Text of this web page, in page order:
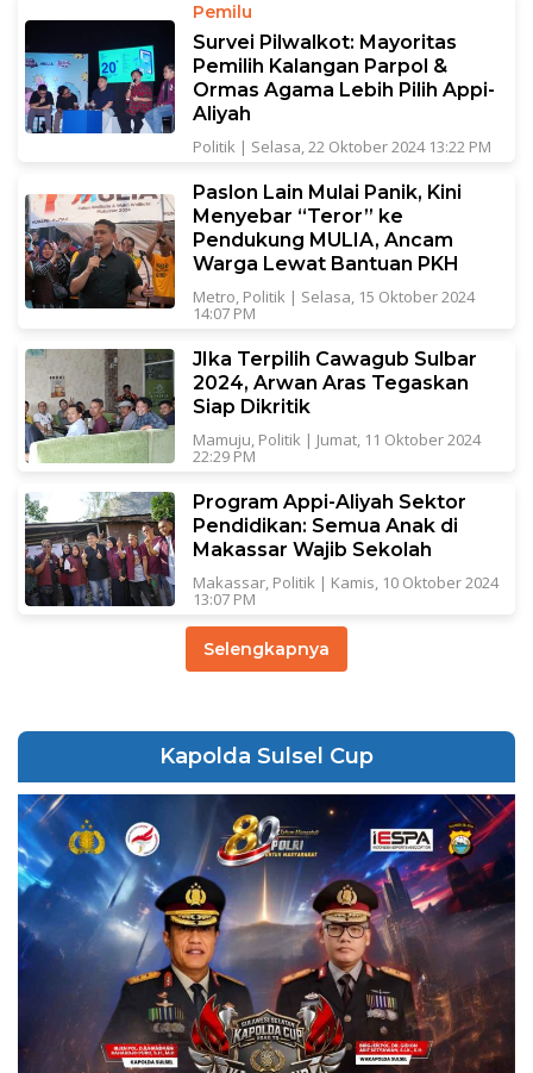
Pemilu
Survei Pilwalkot: Mayoritas
Pemilih Kalangan Parpol &
Ormas Agama Lebih Pilih Appi-
Aliyah
Politik | Selasa, 22 Oktober 2024 13:22 PM
Paslon Lain Mulai Panik, Kini
Menyebar “Teror” ke
Pendukung MULIA, Ancam
Warga Lewat Bantuan PKH
Metro, Politik | Selasa, 15 Oktober 2024
14:07 PM
JIka Terpilih Cawagub Sulbar
2024, Arwan Aras Tegaskan
Siap Dikritik
Mamuju, Politik | Jumat, 11 Oktober 2024
22:29 PM
Program Appi-Aliyah Sektor
Pendidikan: Semua Anak di
Makassar Wajib Sekolah
Makassar, Politik | Kamis, 10 Oktober 2024
13:07 PM
Selengkapnya
Kapolda Sulsel Cup